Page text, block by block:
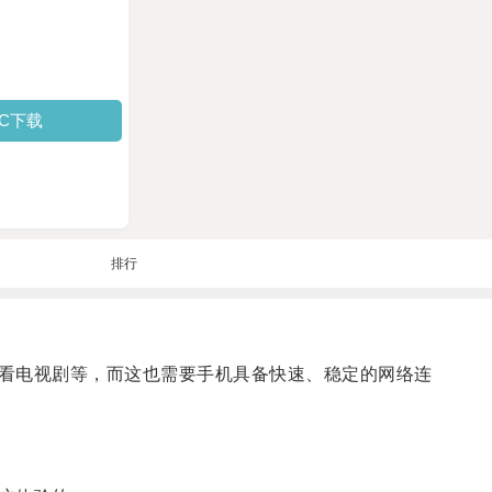
下载
排行
视剧等，而这也需要手机具备快速、稳定的网络连